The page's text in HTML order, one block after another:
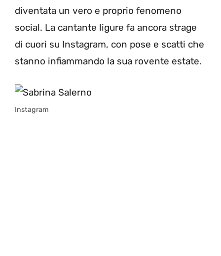
diventata un vero e proprio fenomeno
social. La cantante ligure fa ancora strage
di cuori su Instagram, con pose e scatti che
stanno infiammando la sua rovente estate.
Instagram